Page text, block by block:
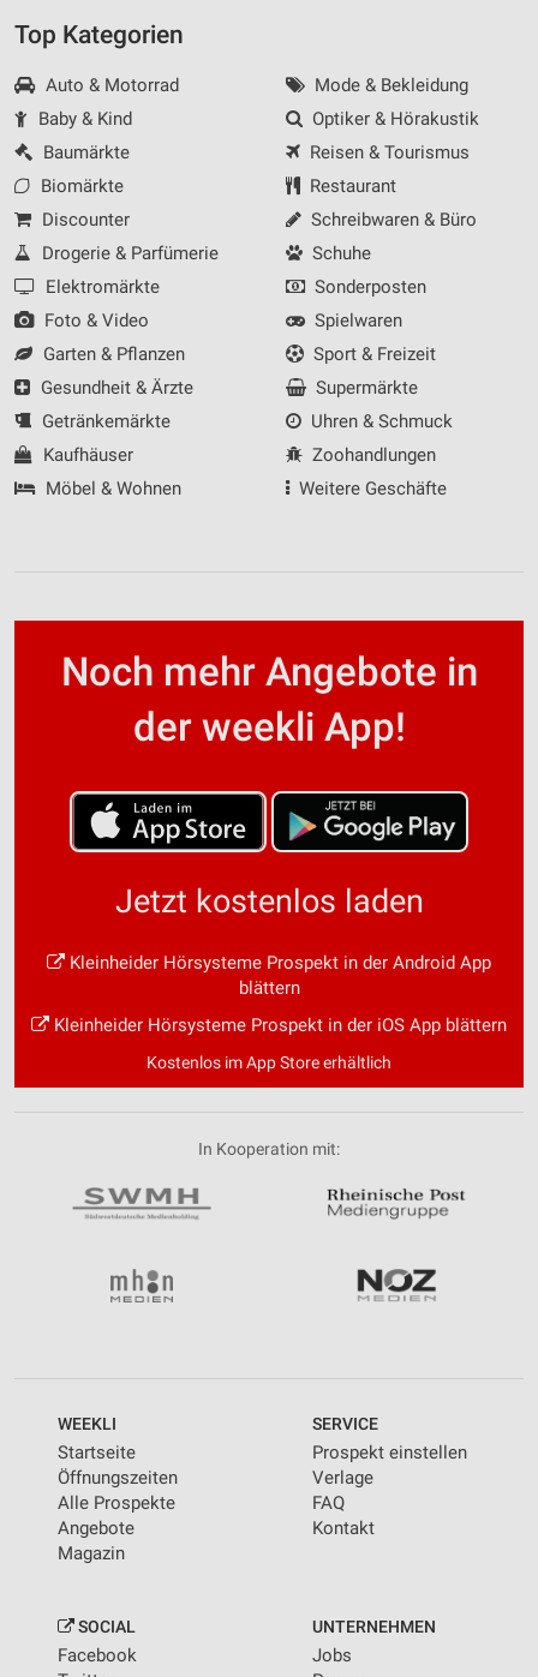
Top Kategorien
Auto & Motorrad
Baby & Kind
Baumärkte
Biomärkte
Discounter
Drogerie & Parfümerie
Elektromärkte
Foto & Video
Garten & Pflanzen
Gesundheit & Ärzte
Getränkemärkte
Kaufhäuser
Möbel & Wohnen
Mode & Bekleidung
Optiker & Hörakustik
Reisen & Tourismus
Restaurant
Schreibwaren & Büro
Schuhe
Sonderposten
Spielwaren
Sport & Freizeit
Supermärkte
Uhren & Schmuck
Zoohandlungen
Weitere Geschäfte
Noch mehr Angebote in
der weekli App!
Jetzt kostenlos laden
Kleinheider Hörsysteme Prospekt in der Android App
blättern
Kleinheider Hörsysteme Prospekt in der iOS App blättern
Kostenlos im App Store erhältlich
In Kooperation mit:
WEEKLI
Startseite
Öffnungszeiten
Alle Prospekte
Angebote
Magazin
SERVICE
Prospekt einstellen
Verlage
FAQ
Kontakt
SOCIAL
Facebook
UNTERNEHMEN
Jobs
Verwendung reduzierter Daten zur Auswahl von
Inhalten
IAB-Besonderheiten:
Verwendung genauer Standortdaten
Geräte anhand von aktiv angeforderten
Informationen identifizieren
Notwendig
Performance
Werbung